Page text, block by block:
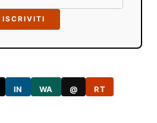
ISCRIVITI
IN WA @ RT